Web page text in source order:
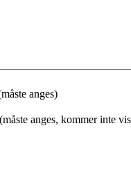
anges)
anges, kommer inte